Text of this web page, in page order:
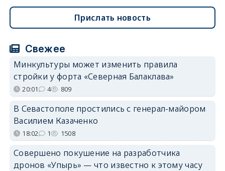
Прислать новость
Свежее
Минкультуры может изменить правила
стройки у форта «Северная Балаклава»
20:01 4 809
В Севастополе простились с генерал-майором
Василием Казаченко
18:02 1 1508
Совершено покушение на разработчика
дронов «Упырь» — что известно к этому часу